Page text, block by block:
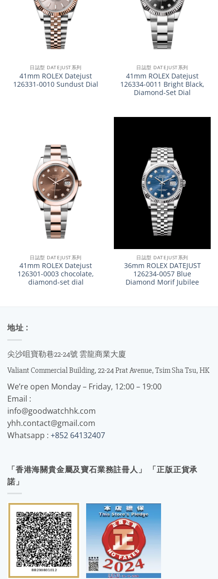
日誌型 DATEJUST系列
41mm ROLEX Datejust
126331-0010 Sundust Dial
日誌型 DATEJUST系列
41mm ROLEX Datejust
126334-0011 Bright Black,
Diamond-Set Dial
日誌型 DATEJUST系列
41mm ROLEX Datejust
126301-0003 chocolate,
diamond-set dial
日誌型 DATEJUST系列
36mm ROLEX DATEJUST
126234-0057 Blue
Diamond Morif Jubilee
地址 :
尖沙咀寶勒巷22-24號 雲龍商業大廈
Valiant Commercial Building, 22-24 Prat Avenue, Tsim Sha Tsu, HK
We’re open Monday – Friday, 12:00 – 19:00
Email :
info@goodwatchhk.com
yhh.contact@gmail.com
Whatsapp : +852 64132407
「香港海關貴金屬及寶石業務註冊人」 「正版正貨承
諾」